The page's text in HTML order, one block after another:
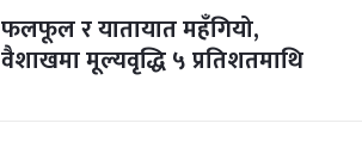
फलफूल र यातायात महँगियो,
वैशाखमा मूल्यवृद्धि ५ प्रतिशतमाथि